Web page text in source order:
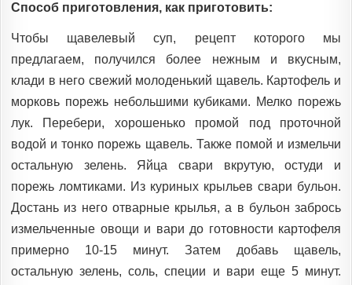
Способ приготовления, как приготовить:
Чтобы щавелевый суп, рецепт которого мы
предлагаем, получился более нежным и вкусным,
клади в него свежий молоденький щавель. Картофель и
морковь порежь небольшими кубиками. Мелко порежь
лук. Перебери, хорошенько промой под проточной
водой и тонко порежь щавель. Также помой и измельчи
остальную зелень. Яйца свари вкрутую, остуди и
порежь ломтиками. Из куриных крыльев свари бульон.
Достань из него отварные крылья, а в бульон забрось
измельченные овощи и вари до готовности картофеля
примерно 10-15 минут. Затем добавь щавель,
остальную зелень, соль, специи и вари еще 5 минут.